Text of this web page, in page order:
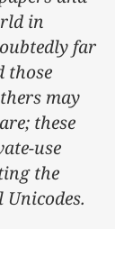
in
far
those
may
these
use
the